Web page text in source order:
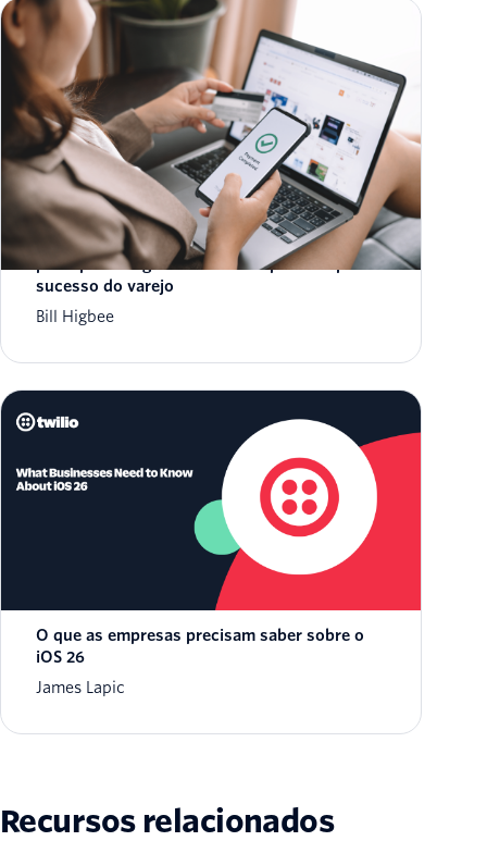
Preparação para a Cyber Week 2024:
principais insights e melhores práticas para o
sucesso do varejo
Bill Higbee
O que as empresas precisam saber sobre o
iOS 26
James Lapic
Recursos relacionados